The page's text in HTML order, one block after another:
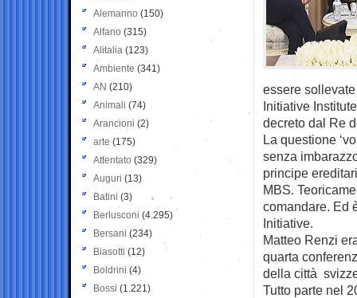
essere
Initiative
decreto dal Re
La questione
senza
principe
MBS.
comandare. Ed
Initiative.
Matteo Renzi
quarta
della città
Tutto parte nel
Alemanno (150)
Alfano (315)
Alitalia (123)
Ambiente (341)
AN (210)
Animali (74)
Arancioni (2)
arte (175)
Attentato (329)
Auguri (13)
Batini (3)
Berlusconi (4.295)
Bersani (234)
Biasotti (12)
Boldrini (4)
Bossi (1.221)